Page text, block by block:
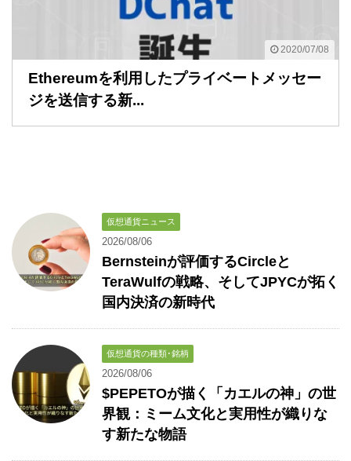
2020/07/08
Ethereumを利用したプライベートメッセー
ジを送信する新...
仮想通貨ニュース
2026/08/06
Bernsteinが評価するCircleと
TeraWulfの戦略、そしてJPYCが拓く
国内決済の新時代
仮想通貨の種類･銘柄
2026/08/06
$PEPETOが描く「カエルの神」の世
界観：ミーム文化と実用性が織りな
す新たな物語